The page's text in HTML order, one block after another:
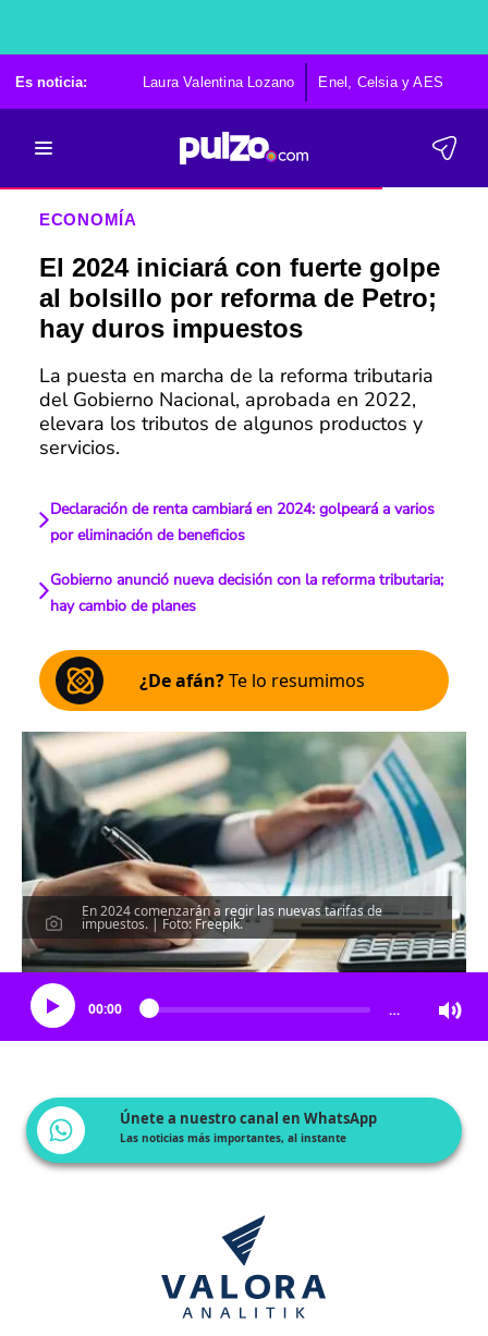
Es noticia: Laura Valentina Lozano Enel, Celsia y AES
ECONOMÍA
El 2024 iniciará con fuerte golpe
al bolsillo por reforma de Petro;
hay duros impuestos
La puesta en marcha de la reforma tributaria
del Gobierno Nacional, aprobada en 2022,
elevara los tributos de algunos productos y
servicios.
Declaración de renta cambiará en 2024: golpeará a varios
por eliminación de beneficios
Gobierno anunció nueva decisión con la reforma tributaria;
hay cambio de planes
¿De afán?Te lo resumimos
En 2024 comenzarán a regir las nuevas tarifas de
impuestos. | Foto: Freepik.
Escucha el artículo
00:00 …
Únete a nuestro canal en WhatsApp
Las noticias más importantes, al instante